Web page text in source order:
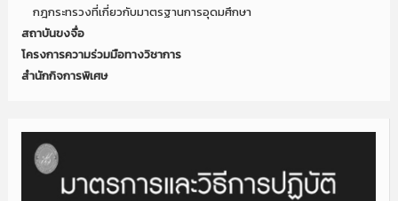
กฎกระทรวงที่เกี่ยวกับมาตรฐานการอุดมศึกษา
สถาบันขงจื่อ
โครงการความร่วมมือทางวิชาการ
สำนักกิจการพิเศษ